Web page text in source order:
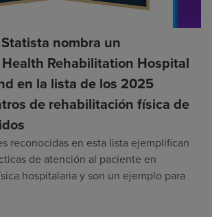
nombra un
Rehabilitation Hospital
en la lista de los 2025
de rehabilitación física de
reconocidas en esta lista ejemplifican
de atención al paciente en
hospitalaria y son un ejemplo para